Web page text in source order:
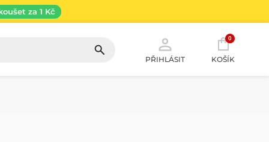
za 1 Kč
PŘIHLÁSIT
0
KOŠÍK